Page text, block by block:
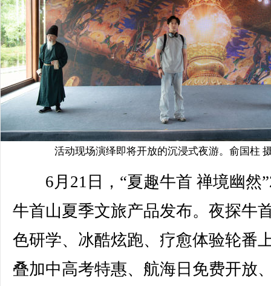
活动现场演绎即将开放的沉浸式夜游。俞国柱
6月21日，“夏趣牛首 禅境幽然
牛首山夏季文旅产品发布。夜探牛
色研学、冰酷炫跑、疗愈体验轮番
叠加中高考特惠、航海日免费开放